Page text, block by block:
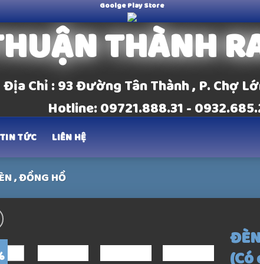
Goolge Play Store
THÀNH
Địa Chỉ : 93 Đường Tân Thành , P. Chợ
Hotline: 09721.888.31 -
TIN TỨC LIÊN HỆ
, ĐỒNG HỒ